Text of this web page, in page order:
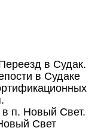
в Судак.
в Судаке
п. Новый Свет.
Свет